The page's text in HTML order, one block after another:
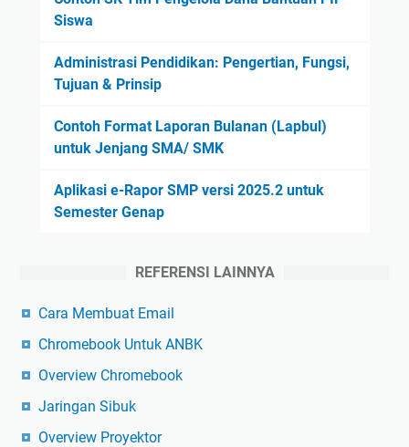
Siswa
Administrasi Pendidikan: Pengertian, Fungsi,
Tujuan & Prinsip
Contoh Format Laporan Bulanan (Lapbul)
untuk Jenjang SMA/ SMK
Aplikasi e-Rapor SMP versi 2025.2 untuk
Semester Genap
REFERENSI LAINNYA
Cara Membuat Email
Chromebook Untuk ANBK
Overview Chromebook
Jaringan Sibuk
Overview Proyektor